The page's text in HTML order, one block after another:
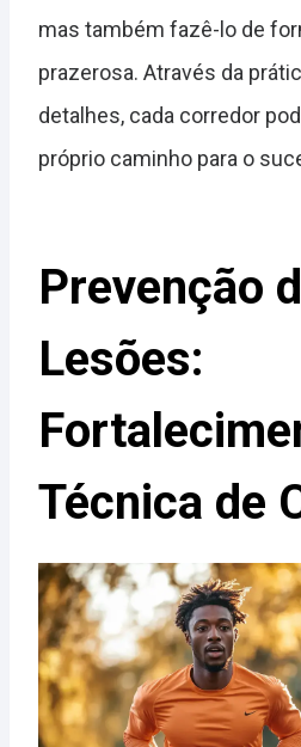
mas também fazê-lo de
prazerosa. Através da
detalhes, cada corredor
próprio caminho para o
Prevenção
Lesões:
Técnica de